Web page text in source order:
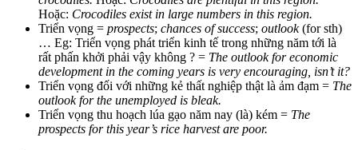
Hoặc: Crocodiles exist in large numbers in this region.
Triển vọng = prospects; chances of success; outlook(for sth)
… Eg: Triển vọng phát triển kinh tế trong những năm tới là
rất phấn khởi phải vậy không ? = The outlook for economic
development in the coming years is very encouraging, isn’t it?
Triển vọng đối với những kẻ thất nghiệp thật là ảm đạm = The
outlook for the unemployed is bleak.
Triển vọng thu hoạch lúa gạo năm nay (là) kém = The
prospects for this year’s rice harvest are poor.